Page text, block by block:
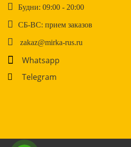
Будни: 09:00 - 20:00
СБ-ВС: прием заказов
zakaz@mirka-rus.ru
Whatsapp
Telegram